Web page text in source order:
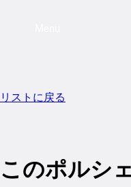
リストに戻る
このポルシ